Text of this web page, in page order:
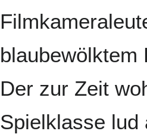
blaubewölktem
Der zur Zeit
Spielklasse lud